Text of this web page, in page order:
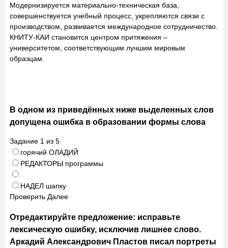
Модернизируется материально-техническая база,
совершенствуется учебный процесс, укрепляются связи с
производством, развивается международное сотрудничество.
КНИТУ-КАИ становится центром притяжения –
университетом, соответствующим лучшим мировым
образцам.
В одном из приведённых ниже выделенных слов
допущена ошибка в образовании формы слова
Задание 1из 5
горячий ОЛАДИЙ
РЕДАКТОРЫ программы
НАДЕЛ шапку
Проверить Далее
Отредактируйте предложение: исправьте
лексическую ошибку, исключив лишнее слово.
Аркадий Александрович Пластов писал портреты